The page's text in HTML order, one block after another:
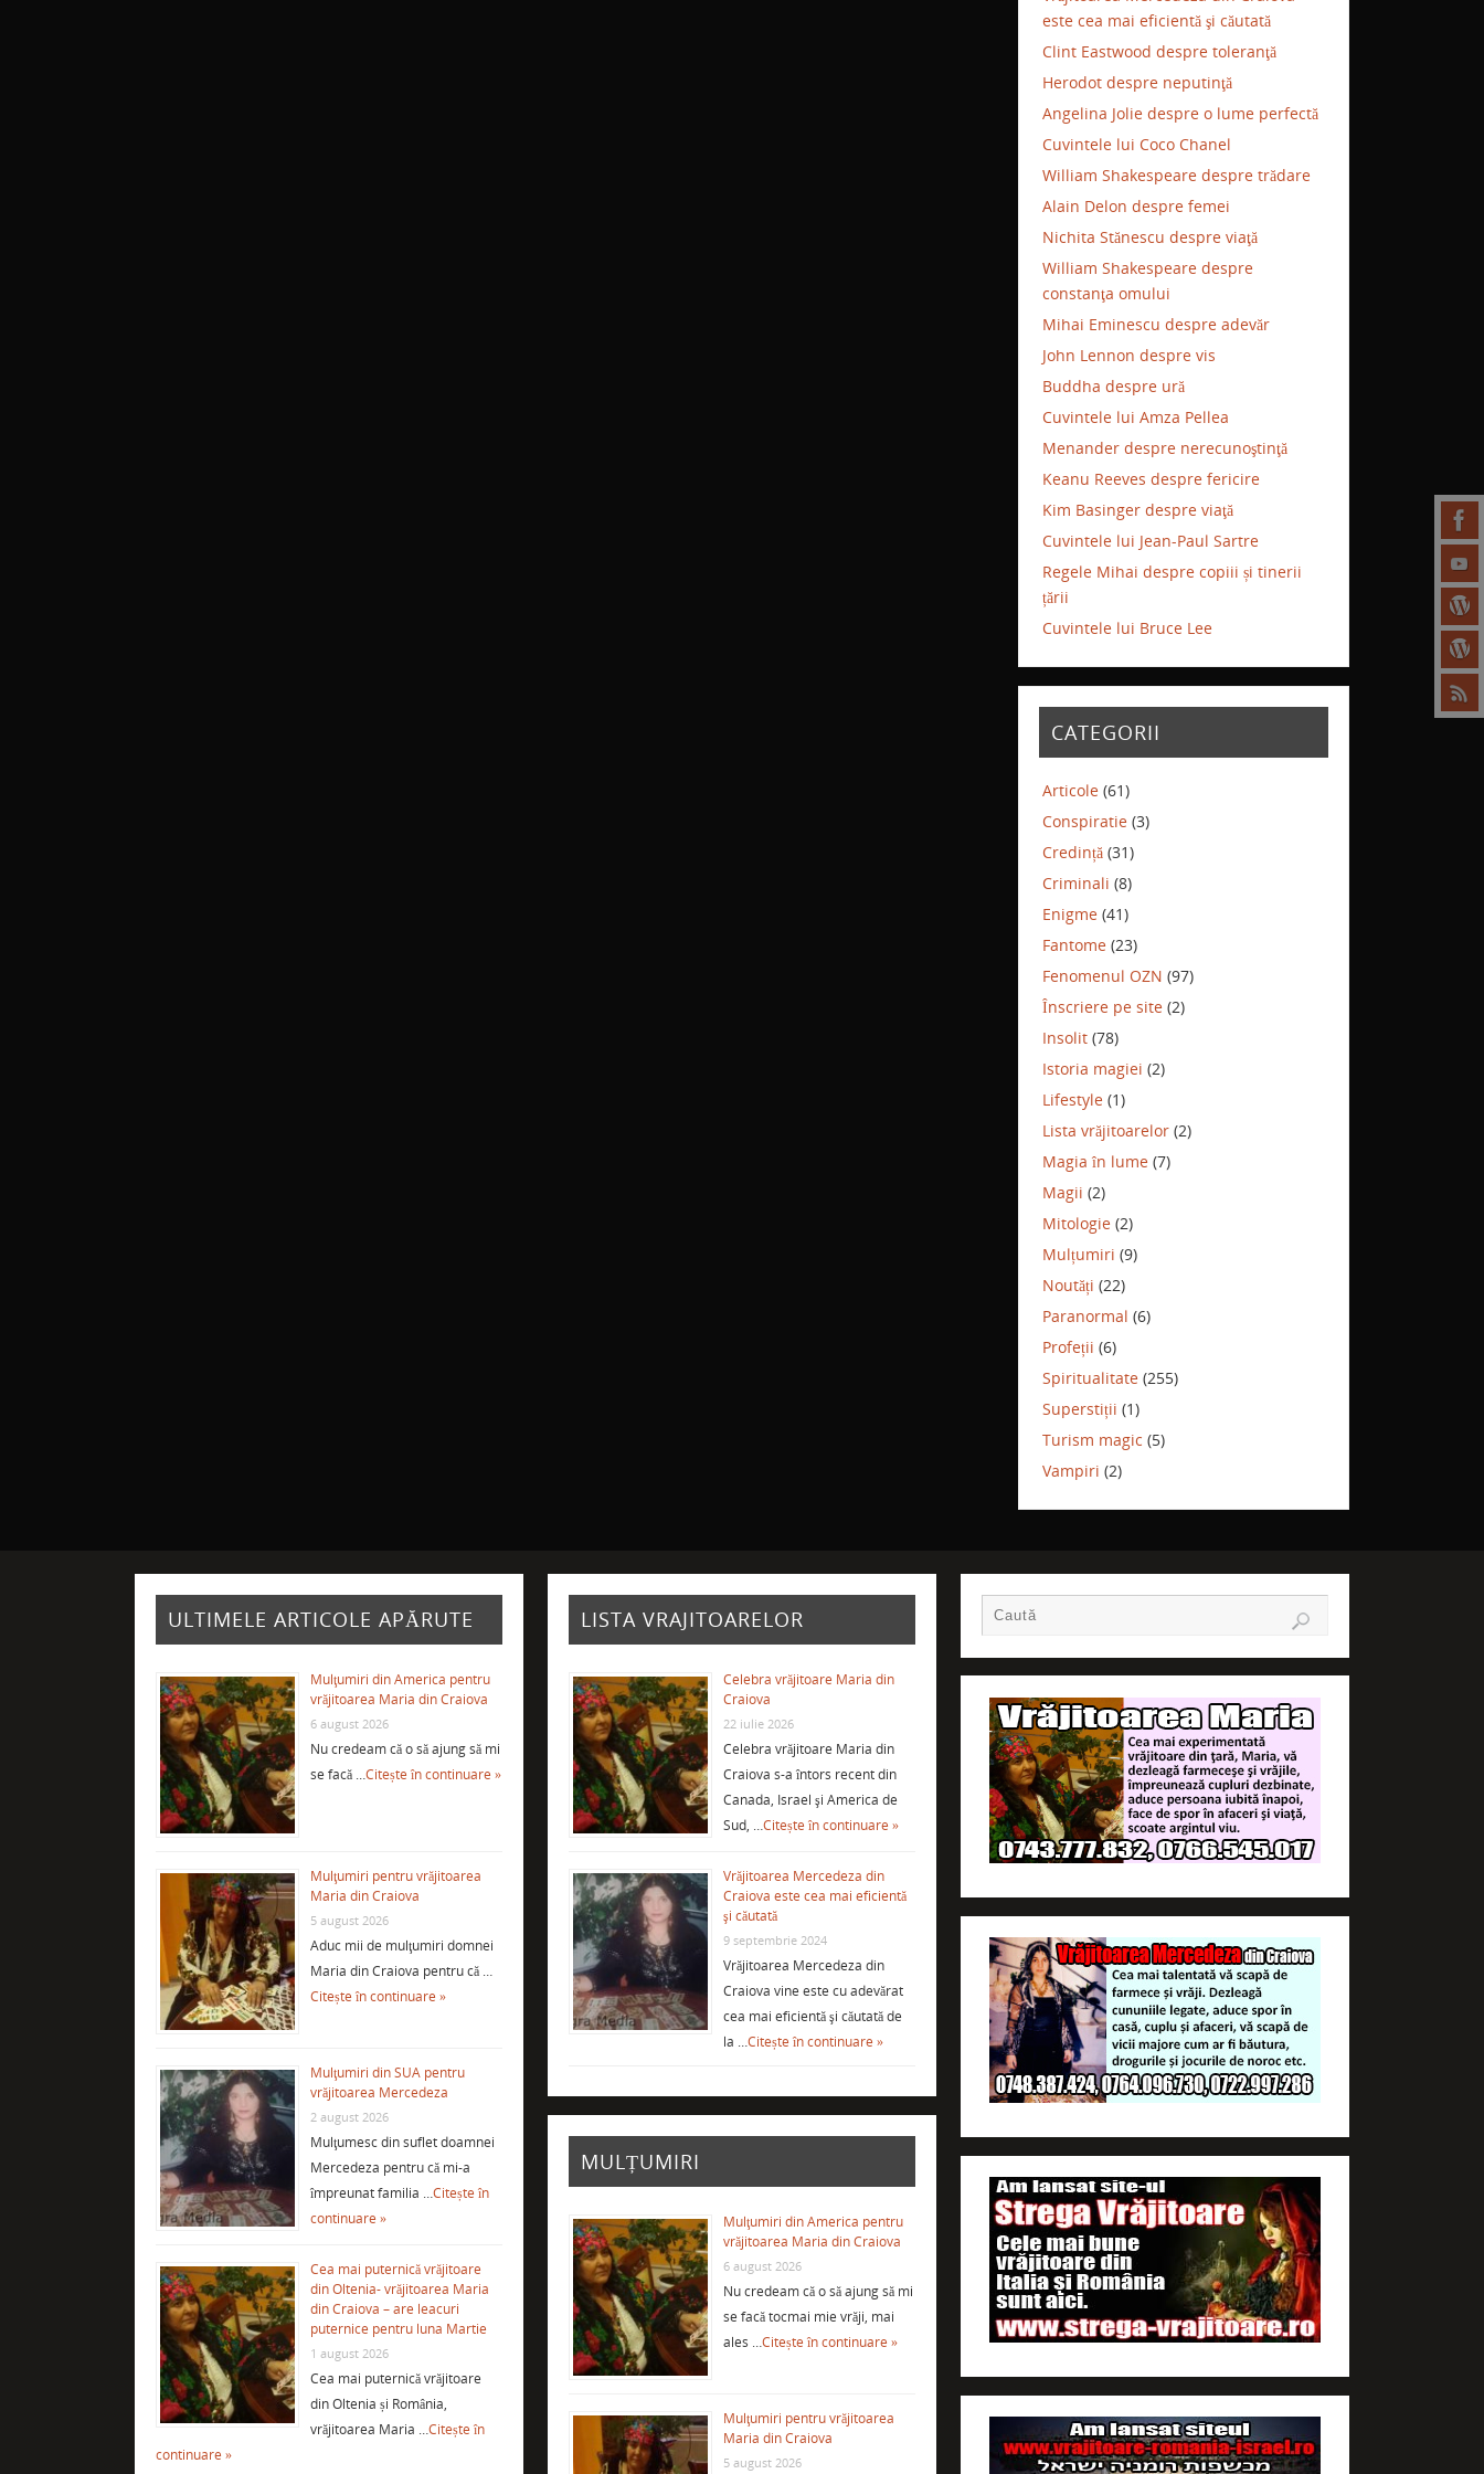
este cea mai eficientă şi căutată
Clint Eastwood despre toleranţă
Herodot despre neputinţă
Angelina Jolie despre o lume perfectă
Cuvintele lui Coco Chanel
William Shakespeare despre trădare
Alain Delon despre femei
Nichita Stănescu despre viaţă
William Shakespeare despre
constanţa omului
Mihai Eminescu despre adevăr
John Lennon despre vis
Buddha despre ură
Cuvintele lui Amza Pellea
Menander despre nerecunoştinţă
Keanu Reeves despre fericire
Kim Basinger despre viaţă
Cuvintele lui Jean-Paul Sartre
Regele Mihai despre copiii și tinerii
țării
Cuvintele lui Bruce Lee
CATEGORII
Articole (61)
Conspiratie (3)
Credință (31)
Criminali (8)
Enigme (41)
Fantome (23)
Fenomenul OZN (97)
Înscriere pe site (2)
Insolit (78)
Istoria magiei (2)
Lifestyle (1)
Lista vrăjitoarelor (2)
Magia în lume (7)
Magii (2)
Mitologie (2)
Mulțumiri (9)
Noutăți (22)
Paranormal (6)
Profeții (6)
Spiritualitate (255)
Superstiții (1)
Turism magic (5)
Vampiri (2)
ULTIMELE ARTICOLE APĂRUTE
Mulţumiri din America pentru
vrăjitoarea Maria din Craiova
6 august 2026
Nu credeam că o să ajung să mi
se facă …Citește în continuare »
Mulţumiri pentru vrăjitoarea
Maria din Craiova
5 august 2026
Aduc mii de mulţumiri domnei
Maria din Craiova pentru că …
Citește în continuare »
Mulţumiri din SUA pentru
vrăjitoarea Mercedeza
2 august 2026
Mulţumesc din suflet doamnei
Mercedeza pentru că mi-a
împreunat familia …Citește în
continuare »
Cea mai puternică vrăjitoare
din Oltenia- vrăjitoarea Maria
din Craiova – are leacuri
puternice pentru luna Martie
1 august 2026
Cea mai puternică vrăjitoare
din Oltenia și România,
vrăjitoarea Maria …Citește în
continuare »
LISTA VRAJITOARELOR
Celebra vrăjitoare Maria din
Craiova
22 iulie 2026
Celebra vrăjitoare Maria din
Craiova s-a întors recent din
Canada, Israel şi America de
Sud, …Citește în continuare »
Vrăjitoarea Mercedeza din
Craiova este cea mai eficientă
şi căutată
9 septembrie 2024
Vrăjitoarea Mercedeza din
Craiova vine este cu adevărat
cea mai eficientă şi căutată de
la …Citește în continuare »
MULȚUMIRI
Mulţumiri din America pentru
vrăjitoarea Maria din Craiova
6 august 2026
Nu credeam că o să ajung să mi
se facă tocmai mie vrăji, mai
ales …Citește în continuare »
Mulţumiri pentru vrăjitoarea
Maria din Craiova
5 august 2026